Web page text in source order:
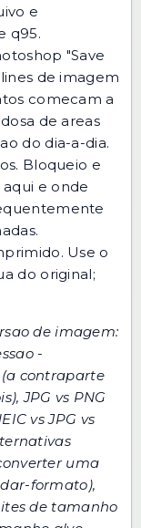
e
q95.
"Save
de imagem
comecam a
de areas
do dia-a-dia.
Bloqueio e
e onde
Use o
do original;
de imagem:
-
(a contraparte
JPG vs PNG
vs JPG vs
uma
formato),
de tamanho